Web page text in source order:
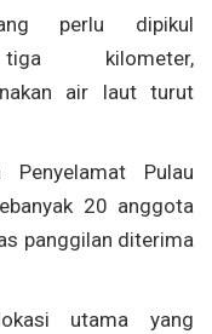
perlu dipikul
kilometer,
air laut turut
Pulau
20 anggota
panggilan diterima
utama yang